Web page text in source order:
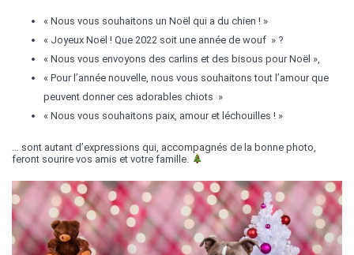
« Nous vous souhaitons un Noël qui a du chien ! »
« Joyeux Noël ! Que 2022 soit une année de wouf » ?
« Nous vous envoyons des carlins et des bisous pour Noël »,
« Pour l’année nouvelle, nous vous souhaitons tout l’amour que
peuvent donner ces adorables chiots »
« Nous vous souhaitons paix, amour et léchouilles ! »
… sont autant d’expressions qui, accompagnés de la bonne photo,
feront sourire vos amis et votre famille.